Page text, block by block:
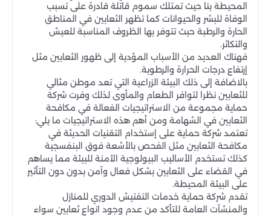
المحيطة بنا حيث تمتلك سموم قاتلة قادرة على تسبب
الوفاة للبشر والحيوانات كما تظهر الثعابين في المناطق
الحارة والرطبة حيث تتوفر بها الظروف المناسبة للعيش
والتكاثر.
فهناك العديد من الأسباب المؤدية إلى ظهور الثعابين مثل
إرتفاع درجات الحرارة والرطوبة.
بالاضافة إلى ذلك البيئة الزراعية التي تعد موطن مثالي
للثعابين نظرا لتوافر الطعام والمأوى لذلك وفرت شركة
حماية مجموعة من الاستراتيجيات الفعالة في مكافحة
الثعابين في الشهامة ومن أهم هذه الاستراتيجيات ما يلي:
تعتمد شركة حماية على إستخدام التقنيات الحديثة في
مكافحة الثعابين مثل الفحص بالأشعة فوق البنفسجية
كذلك تستخدم الأساليب البيولوجية الآمنة للبيئة مما يساهم
في القضاء على الثعابين بشكل فعال وآمن بدون دون التأثير
على البيئة المحيطة.
تقدم شركة حماية خدمات التفتيش الدوري للمنازل
والمنشآت العامة للتأكد من عدم وجود انواع ثعابين سواء